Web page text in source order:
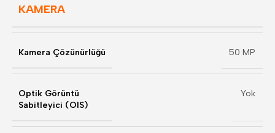
KAMERA
Kamera Çözünürlüğü 50 MP
Optik Görüntü
Sabitleyici (OIS)
Yok